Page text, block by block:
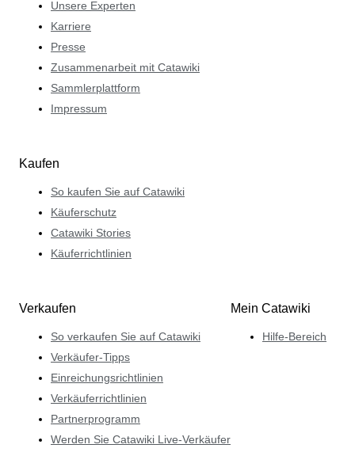
Unsere Experten
Karriere
Presse
Zusammenarbeit mit Catawiki
Sammlerplattform
Impressum
Kaufen
So kaufen Sie auf Catawiki
Käuferschutz
Catawiki Stories
Käuferrichtlinien
Verkaufen
So verkaufen Sie auf Catawiki
Verkäufer-Tipps
Einreichungsrichtlinien
Verkäuferrichtlinien
Partnerprogramm
Werden Sie Catawiki Live-Verkäufer
Mein Catawiki
Hilfe-Bereich